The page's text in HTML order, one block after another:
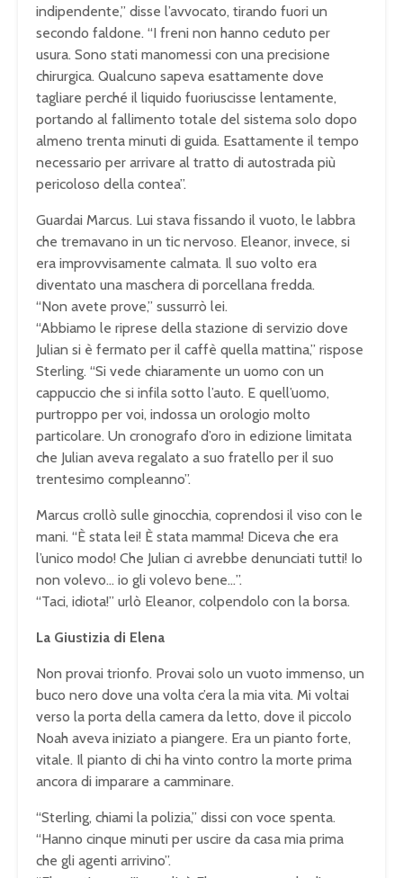
indipendente,” disse l’avvocato, tirando fuori un
secondo faldone. “I freni non hanno ceduto per
usura. Sono stati manomessi con una precisione
chirurgica. Qualcuno sapeva esattamente dove
tagliare perché il liquido fuoriuscisse lentamente,
portando al fallimento totale del sistema solo dopo
almeno trenta minuti di guida. Esattamente il tempo
necessario per arrivare al tratto di autostrada più
pericoloso della contea”.
Guardai Marcus. Lui stava fissando il vuoto, le labbra
che tremavano in un tic nervoso. Eleanor, invece, si
era improvvisamente calmata. Il suo volto era
diventato una maschera di porcellana fredda.
“Non avete prove,” sussurrò lei.
“Abbiamo le riprese della stazione di servizio dove
Julian si è fermato per il caffè quella mattina,” rispose
Sterling. “Si vede chiaramente un uomo con un
cappuccio che si infila sotto l’auto. E quell’uomo,
purtroppo per voi, indossa un orologio molto
particolare. Un cronografo d’oro in edizione limitata
che Julian aveva regalato a suo fratello per il suo
trentesimo compleanno”.
Marcus crollò sulle ginocchia, coprendosi il viso con le
mani. “È stata lei! È stata mamma! Diceva che era
l’unico modo! Che Julian ci avrebbe denunciati tutti! Io
non volevo… io gli volevo bene…”.
“Taci, idiota!” urlò Eleanor, colpendolo con la borsa.
La Giustizia di Elena
Non provai trionfo. Provai solo un vuoto immenso, un
buco nero dove una volta c’era la mia vita. Mi voltai
verso la porta della camera da letto, dove il piccolo
Noah aveva iniziato a piangere. Era un pianto forte,
vitale. Il pianto di chi ha vinto contro la morte prima
ancora di imparare a camminare.
“Sterling, chiami la polizia,” dissi con voce spenta.
“Hanno cinque minuti per uscire da casa mia prima
che gli agenti arrivino”.